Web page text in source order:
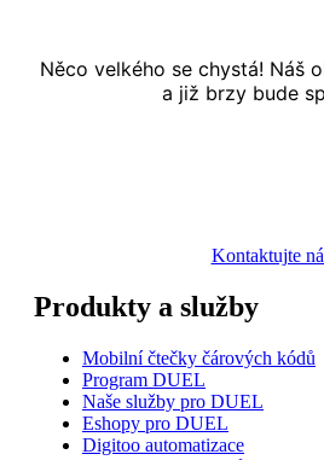
Něco velkého se chystá! Náš
a již brzy bude
Kontaktujte
Produkty a služby
Mobilní čtečky čárových kódů
Program DUEL
Naše služby pro DUEL
Eshopy pro DUEL
Digitoo automatizace